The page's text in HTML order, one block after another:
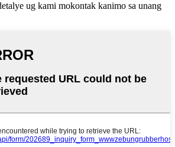
ug kami mokontak kanimo sa unang